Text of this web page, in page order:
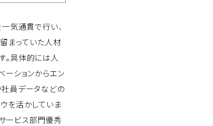
気通貫で行い、
まっていた人材
。具体的には人
ーションからエン
員データなどの
を活かしていま
ービス部門優秀